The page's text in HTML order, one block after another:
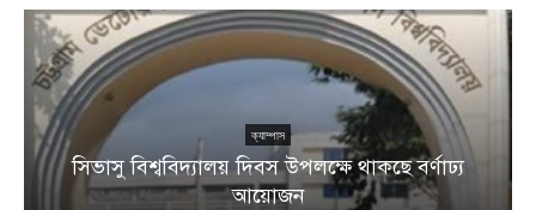
ক্যাম্পাস
সিভাসু বিশ্ববিদ্যালয় দিবস উপলক্ষে থাকছে বর্ণাঢ্য
আয়োজন